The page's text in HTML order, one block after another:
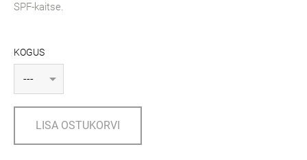
SPF-kaitse.
KOGUS
LISA OSTUKORVI